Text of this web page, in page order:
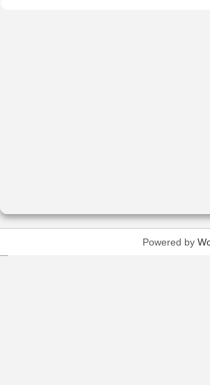
Powered by